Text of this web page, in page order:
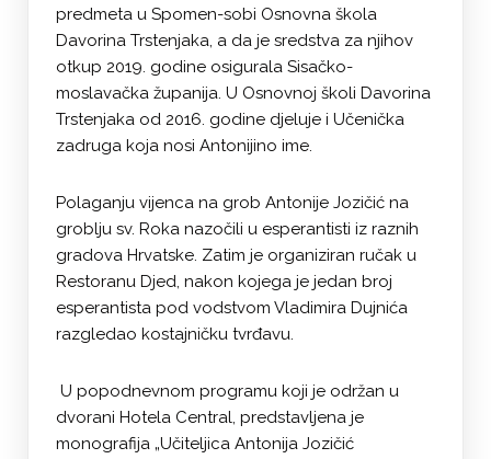
predmeta u Spomen-sobi Osnovna škola
Davorina Trstenjaka, a da je sredstva za njihov
otkup 2019. godine osigurala Sisačko-
moslavačka županija. U Osnovnoj školi Davorina
Trstenjaka od 2016. godine djeluje i Učenička
zadruga koja nosi Antonijino ime.
Polaganju vijenca na grob Antonije Jozičić na
groblju sv. Roka nazočili u esperantisti iz raznih
gradova Hrvatske. Zatim je organiziran ručak u
Restoranu Djed, nakon kojega je jedan broj
esperantista pod vodstvom Vladimira Dujnića
razgledao kostajničku tvrđavu.
U popodnevnom programu koji je održan u
dvorani Hotela Central, predstavljena je
monografija „Učiteljica Antonija Jozičić